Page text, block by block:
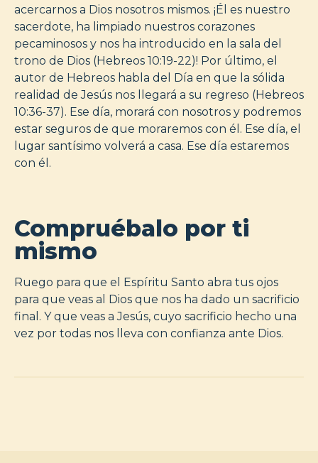
acercarnos a Dios nosotros mismos. ¡Él es nuestro
sacerdote, ha limpiado nuestros corazones
pecaminosos y nos ha introducido en la sala del
trono de Dios (Hebreos 10:19-22)! Por último, el
autor de Hebreos habla del Día en que la sólida
realidad de Jesús nos llegará a su regreso (Hebreos
10:36-37). Ese día, morará con nosotros y podremos
estar seguros de que moraremos con él. Ese día, el
lugar santísimo volverá a casa. Ese día estaremos
con él.
Compruébalo por ti
mismo
Ruego para que el Espíritu Santo abra tus ojos
para que veas al Dios que nos ha dado un sacrificio
final. Y que veas a Jesús, cuyo sacrificio hecho una
vez por todas nos lleva con confianza ante Dios.